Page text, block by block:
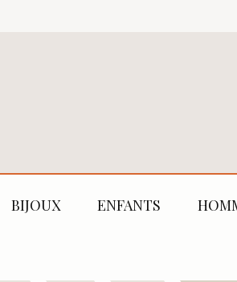
BIJOUX ENFANTS